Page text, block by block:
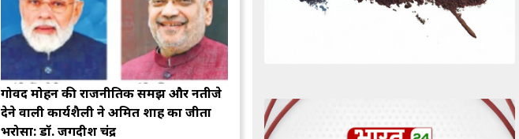
गोविंद मोहन की राजनीतिक समझ और नतीजे
देने वाली कार्यशैली ने अमित शाह का जीता
भरोसा: डॉ. जगदीश चंद्र